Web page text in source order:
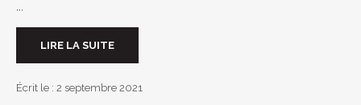
LIRE LA SUITE
Écrit le : 2 septembre 2021